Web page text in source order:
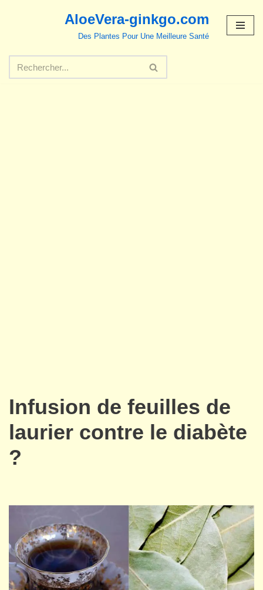
contenu
AloeVera-ginkgo.com
Des Plantes Pour Une Meilleure Santé
Infusion de feuilles de
laurier contre le diabète
?